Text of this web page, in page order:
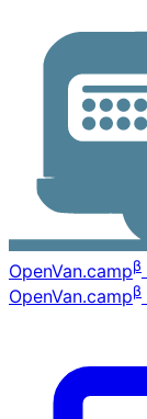
OpenVan.campβ
OpenVan.campβ